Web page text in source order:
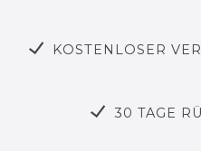
KOSTENLOSER
30 TAGE